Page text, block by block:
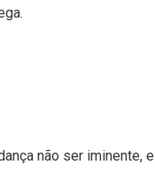
não ser iminente,